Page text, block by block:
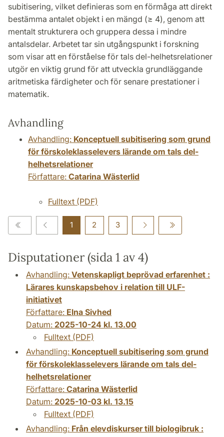
subitisering, vilket definieras som en förmåga att direkt
bestämma antalet objekt i en mängd (≥ 4), genom att
mentalt strukturera och gruppera dessa i mindre
antalsdelar. Arbetet tar sin utgångspunkt i forskning
som visar att en förståelse för tals del-helhetsrelationer
utgör en viktig grund för att utveckla grundläggande
aritmetiska färdigheter och för senare prestationer i
matematik.
Avhandling
Avhandling: Konceptuell subitisering som grund
för förskoleklasselevers lärande om tals del-
helhetsrelationer
Författare: Catarina Wästerlid
Fulltext (PDF)
1 2 3
Disputationer (sida 1 av 4)
Avhandling: Vetenskapligt beprövad erfarenhet :
Lärares kunskapsbehov i relation till ULF-
initiativet
Författare: Elna Sivhed
Datum: 2025-10-24 kl. 13.00
Fulltext (PDF)
Avhandling: Konceptuell subitisering som grund
för förskoleklasselevers lärande om tals del-
helhetsrelationer
Författare: Catarina Wästerlid
Datum: 2025-10-03 kl. 13.15
Fulltext (PDF)
Avhandling: Från elevdiskurser till biologibruk :